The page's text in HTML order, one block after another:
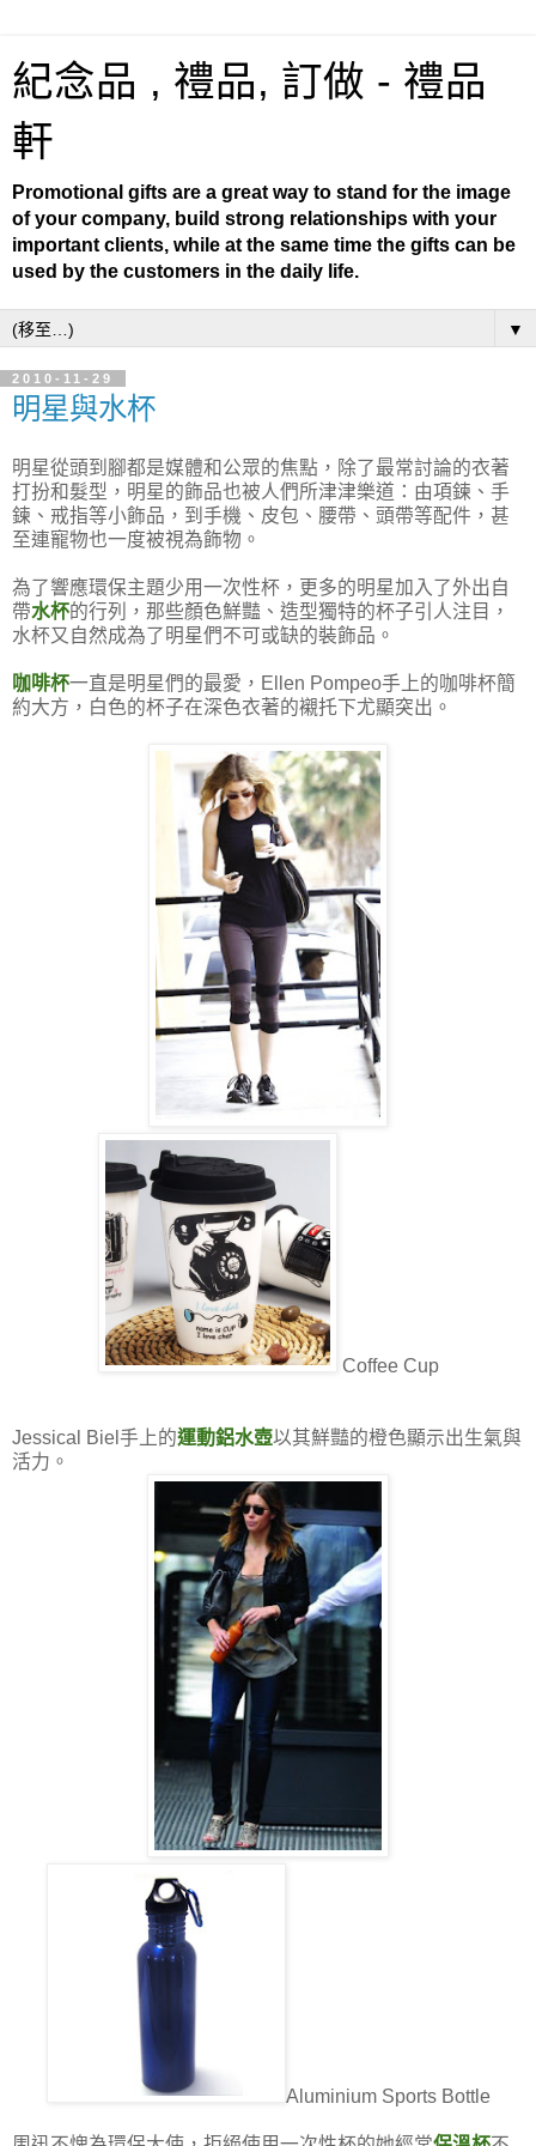
紀念品 , 禮品, 訂做 - 禮品
軒
Promotional gifts are a great way to stand for the image
of your company, build strong relationships with your
important clients, while at the same time the gifts can be
used by the customers in the daily life.
▼
2010-11-29
明星與水杯
明星從頭到腳都是媒體和公眾的焦點，除了最常討論的衣著
打扮和髮型，明星的飾品也被人們所津津樂道：由項鍊、手
鍊、戒指等小飾品，到手機、皮包、腰帶、頭帶等配件，甚
至連寵物也一度被視為飾物。
為了響應環保主題少用一次性杯，更多的明星加入了外出自
帶水杯的行列，那些顏色鮮豔、造型獨特的杯子引人注目，
水杯又自然成為了明星們不可或缺的裝飾品。
咖啡杯一直是明星們的最愛，Ellen Pompeo手上的咖啡杯簡
約大方，白色的杯子在深色衣著的襯托下尤顯突出。
Coffee Cup
Jessical Biel手上的運動鋁水壺以其鮮豔的橙色顯示出生氣與
活力。
Aluminium Sports Bottle